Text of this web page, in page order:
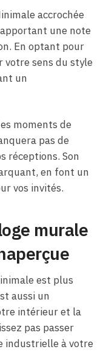
accrochée
une note
En optant pour
votre sens du style
un
moments de
pas de
réceptions. Son
en font un
vos invités.
murale
est plus
aussi un
intérieur et la
pas passer
industrielle à votre